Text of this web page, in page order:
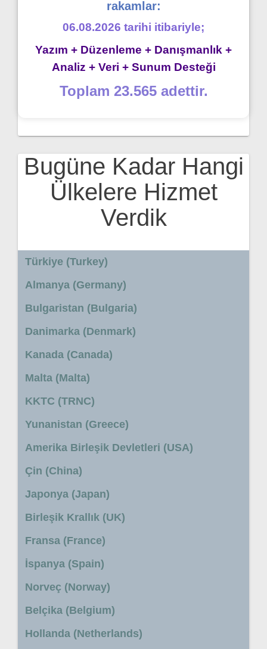
rakamlar:
06.08.2026 tarihi itibariyle;
Yazım + Düzenleme + Danışmanlık +
Analiz + Veri + Sunum Desteği
Toplam 23.565 adettir.
Bugüne Kadar Hangi
Ülkelere Hizmet
Verdik
Türkiye (Turkey)
Almanya (Germany)
Bulgaristan (Bulgaria)
Danimarka (Denmark)
Kanada (Canada)
Malta (Malta)
KKTC (TRNC)
Yunanistan (Greece)
Amerika Birleşik Devletleri (USA)
Çin (China)
Japonya (Japan)
Birleşik Krallık (UK)
Fransa (France)
İspanya (Spain)
Norveç (Norway)
Belçika (Belgium)
Hollanda (Netherlands)